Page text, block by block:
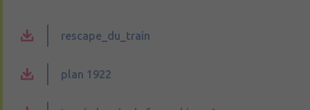
rescape_du_train
plan 1922